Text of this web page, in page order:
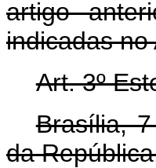
artigo
indicadas
Art. 3º
Brasília,
da